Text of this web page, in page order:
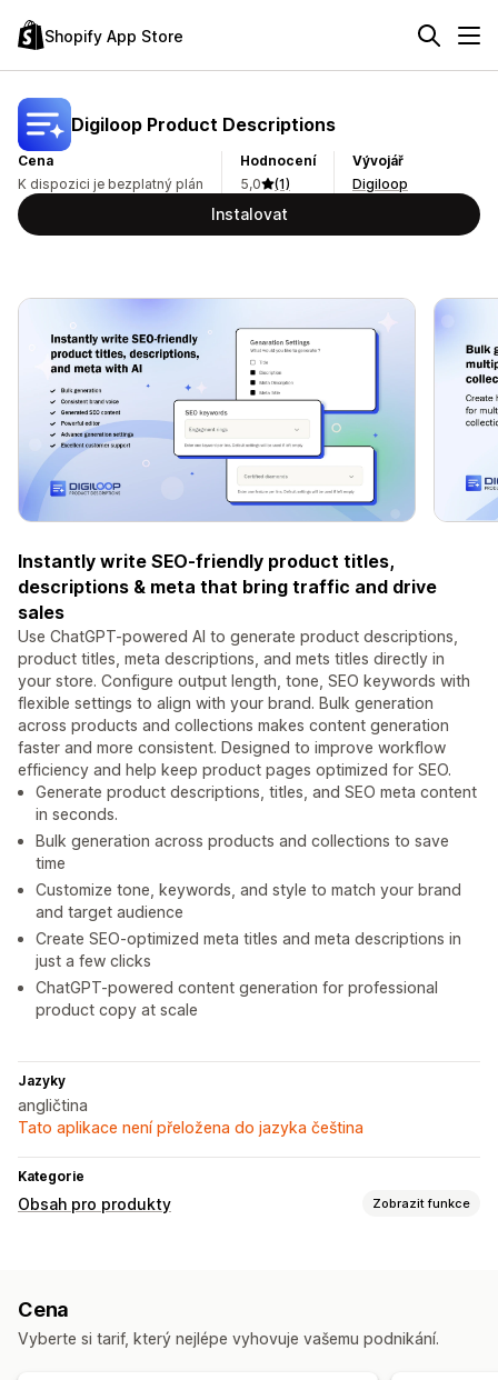
Shopify App Store
Digiloop Product Descriptions
Cena
K dispozici je bezplatný plán
Hodnocení
5,0
(1)
Vývojář
Digiloop
Instalovat
Instantly write SEO-friendly product titles,
descriptions & meta that bring traffic and drive
sales
Use ChatGPT-powered AI to generate product descriptions,
product titles, meta descriptions, and mets titles directly in
your store. Configure output length, tone, SEO keywords with
flexible settings to align with your brand. Bulk generation
across products and collections makes content generation
faster and more consistent. Designed to improve workflow
efficiency and help keep product pages optimized for SEO.
Generate product descriptions, titles, and SEO meta content
in seconds.
Bulk generation across products and collections to save
time
Customize tone, keywords, and style to match your brand
and target audience
Create SEO-optimized meta titles and meta descriptions in
just a few clicks
ChatGPT-powered content generation for professional
product copy at scale
Jazyky
angličtina
Tato aplikace není přeložena do jazyka čeština
Kategorie
Obsah pro produkty Zobrazit funkce
Cena
Vyberte si tarif, který nejlépe vyhovuje vašemu podnikání.